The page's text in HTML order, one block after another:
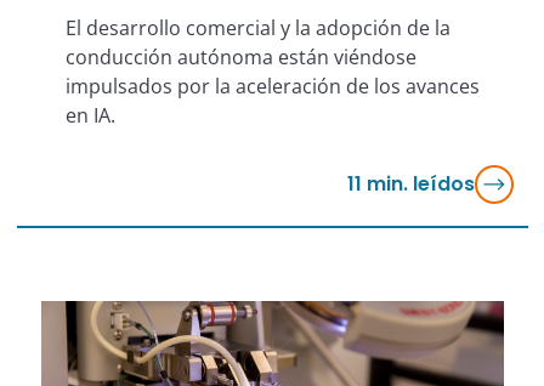
El desarrollo comercial y la adopción de la
conducción autónoma están viéndose
impulsados por la aceleración de los avances
en IA.
11 min. leídos